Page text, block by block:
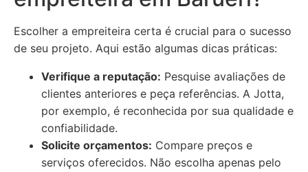
Escolher a empreiteira certa é crucial para o sucesso
de seu projeto. Aqui estão algumas dicas práticas:
Verifique a reputação: Pesquise avaliações de
clientes anteriores e peça referências. A Jotta,
por exemplo, é reconhecida por sua qualidade e
confiabilidade.
Solicite orçamentos: Compare preços e
serviços oferecidos. Não escolha apenas pelo